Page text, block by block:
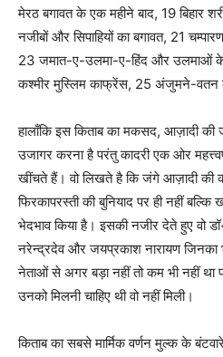
मेरठ बगावत के एक महीने बाद, 19 बिहार
नजीबों और सिपाहियों का बगावत, 21
23 जमात-ए-उलमा-ए-हिंद और
कश्‍मीर मुस्लिम काफ्रेंस, 25 अंजुमने-वतन
हालाँकि इस किताब का मकसद, आज़ादी की
उजागर करना है परंतु कादरी एक ओर
खींचते हैं। वो लिखते है कि जंगे आज़ादी की
फिरकापरस्‍ती की बुनियाद पर ही नहीं बल्कि
भेदभाव किया है। इसकी नजीर देते हुए वो डॉ॰
नरेन्‍द्रदेव और जयप्रकाश नारायण
नेताओं से अगर बड़ा नहीं तो कम भी नहीं था
उनको मिलनी चाहिए थी वो नहीं मिली।
किताब का सबसे मार्मिक वर्णन मुल्‍क के